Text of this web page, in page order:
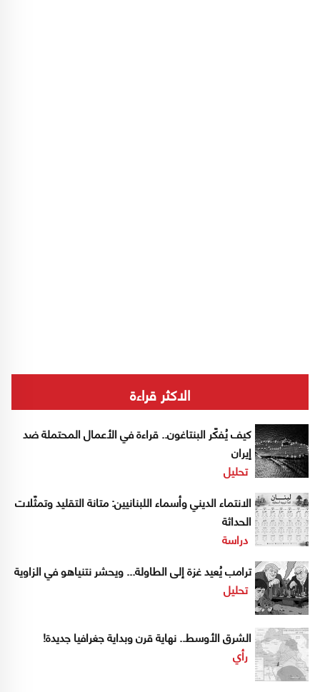
الاكثر قراءة
كيف يُفكّر البنتاغون.. قراءة في الأعمال المحتملة ضد
إيران
تحليل
الانتماء الديني وأسماء اللبنانيين: متانة التقليد وتمثّلات
الحداثة
دراسة
ترامب يُعيد غزة إلى الطاولة... ويحشر نتنياهو في الزاوية
تحليل
الشرق الأوسط.. نهاية قرن وبداية جغرافيا جديدة!
رأي